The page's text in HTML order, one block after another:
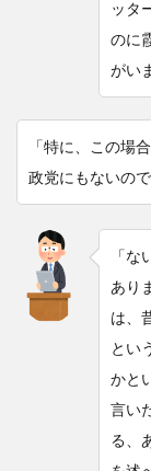
ッタ
のに
がい
「特に、この場
政党にもないので
「
あり
は、
とい
かと
言い
る、